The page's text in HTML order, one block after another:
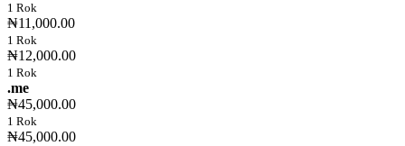
1 Rok
₦11,000.00
1 Rok
₦12,000.00
1 Rok
.me
₦45,000.00
1 Rok
₦45,000.00